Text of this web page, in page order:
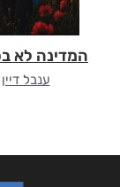
המדינה לא
ענבל דיין